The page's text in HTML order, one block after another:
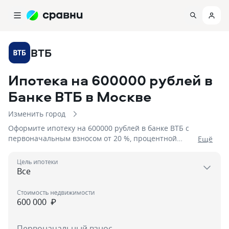
ВТБ
Ипотека на 600000 рублей в
Банке ВТБ в Москве
Изменить город
Оформите ипотеку на 600000 рублей в банке ВТБ с
первоначальным взносом от 20 %, процентной
Eщё
Цель ипотеки
₽
Стоимость недвижимости